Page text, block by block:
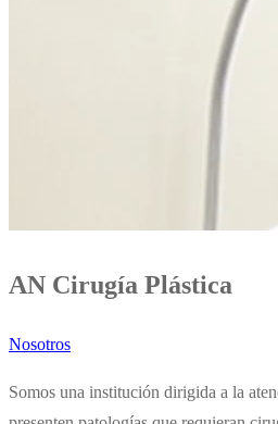
AN Cirugía Plástica
Nosotros
Somos una institución dirigida a la